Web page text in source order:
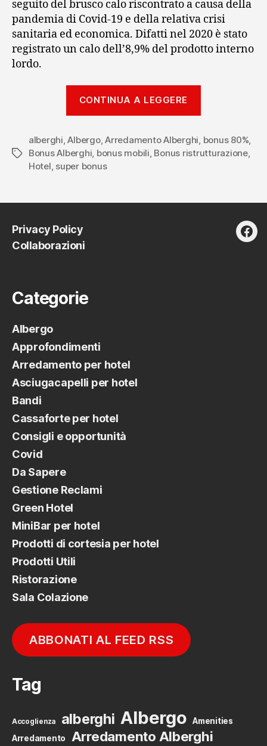
seguito del brusco calo riscontrato a causa della
pandemia di Covid-19 e della relativa crisi
sanitaria ed economica. Difatti nel 2020 è stato
registrato un calo dell’8,9% del prodotto interno
lordo.
CONTINUA A LEGGERE
per
la
turismo”
Tag
alberghi ,Albergo,Arredamento Alberghi bonus 80%
Bonus Alberghi bonus mobili Bonus ristrutturazione,
Hotel super bonus
Privacy Policy
Collaborazioni
Categorie
Albergo
Approfondimenti
Arredamento per hotel
Asciugacapelli per hotel
Bandi
Cassaforte per hotel
Consigli e opportunità
Covid
Da Sapere
Gestione Reclami
Green Hotel
MiniBar per hotel
Prodotti di cortesia per hotel
Prodotti Utili
Ristorazione
Sala Colazione
ABBONATI AL FEED RSS
Tag
Accoglienza alberghi Albergo
Amenities
Arredamento
Arredamento Alberghi